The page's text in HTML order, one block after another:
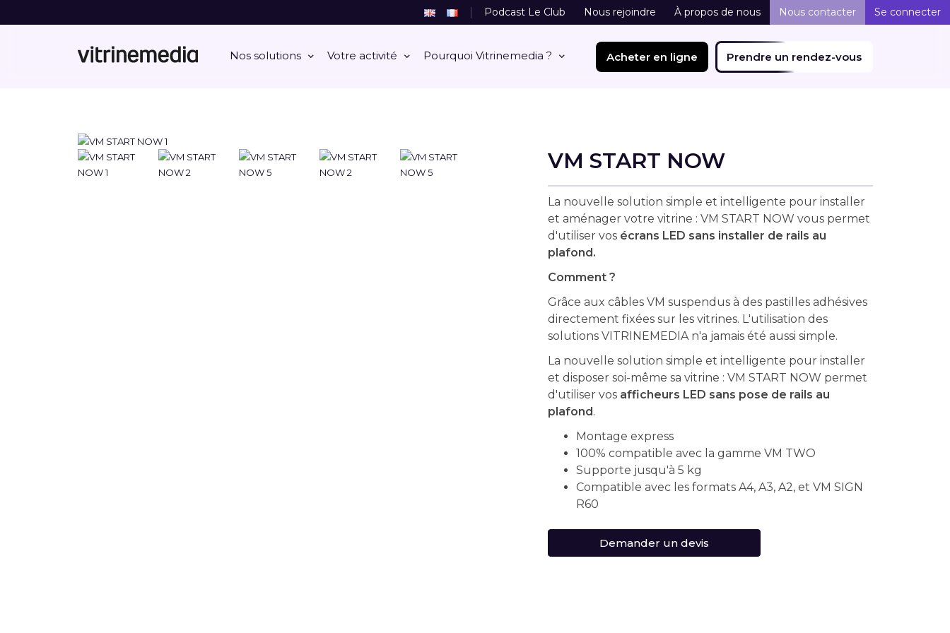
Nos solutions Votre activité Pourquoi Vitrinemedia ? Acheter en ligne Prendre un rendez-vous
Podcast Le Club Nous rejoindre À propos de nous Nous contacter Se connecter
VM START NOW
La nouvelle solution simple et intelligente pour installer
et aménager votre vitrine : VM START NOW vous permet
d'utiliser vos écrans LED sans installer de rails au
plafond.
Comment ?
Grâce aux câbles VM suspendus à des pastilles adhésives
directement fixées sur les vitrines. L'utilisation des
solutions VITRINEMEDIA n'a jamais été aussi simple.
La nouvelle solution simple et intelligente pour installer
et disposer soi-même sa vitrine : VM START NOW permet
d'utiliser vos afficheurs LED sans pose de rails au
plafond.
Montage express
100% compatible avec la gamme VM TWO
Supporte jusqu'à 5 kg
Compatible avec les formats A4, A3, A2, et VM SIGN
R60
Demander un devis